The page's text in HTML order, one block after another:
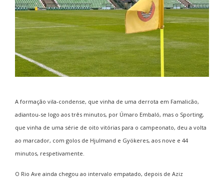
A formação vila-condense, que vinha de uma derrota em Famalicão,
adiantou-se logo aos três minutos, por Úmaro Embaló, mas o Sporting,
que vinha de uma série de oito vitórias para o campeonato, deu a volta
ao marcador, com golos de Hjulmand e Gyökeres, aos nove e 44
minutos, respetivamente.
O Rio Ave ainda chegou ao intervalo empatado, depois de Aziz